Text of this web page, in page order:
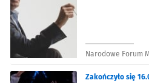
Narodowe Forum
Zakończyło się